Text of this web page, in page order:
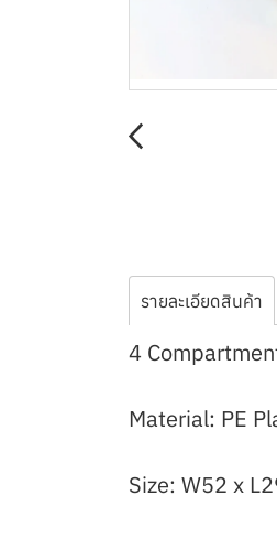
รายละเอียดสินค้า
4
Material: PE
Size: W52 x